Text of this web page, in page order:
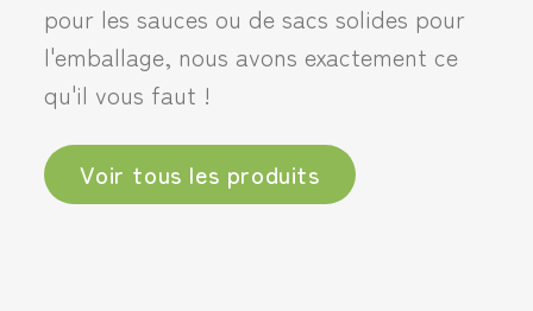
pour les sauces ou de sacs solides pour
l'emballage, nous avons exactement ce
qu'il vous faut !
Voir tous les produits